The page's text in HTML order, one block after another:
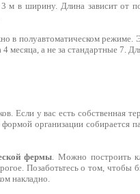
м в ширину. Длина зависит от
в полуавтоматическом режиме.
месяца, а не за стандартные 7.
Если у вас есть собственная
организации собирается
фермы . Можно построить
Позаботьтесь о том, чтобы
накладно.